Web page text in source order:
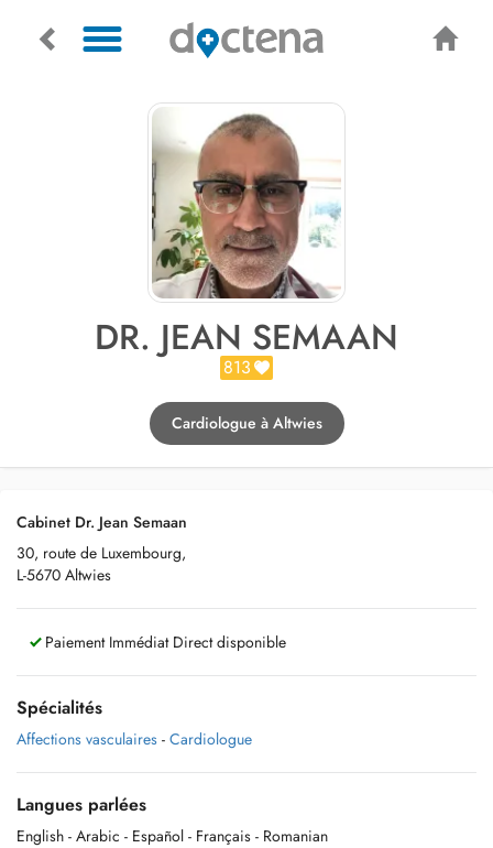
DR. JEAN SEMAAN
813
Cardiologue à Altwies
Cabinet Dr. Jean Semaan
30, route de Luxembourg,
L-5670 Altwies
Paiement Immédiat Direct disponible
Spécialités
Affections vasculaires - Cardiologue
Langues parlées
English - Arabic - Español - Français - Romanian